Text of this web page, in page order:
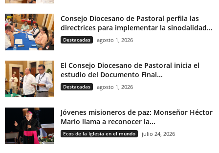
Consejo Diocesano de Pastoral perfila las
directrices para implementar la sinodalidad...
Destacadas agosto 1, 2026
El Consejo Diocesano de Pastoral inicia el
estudio del Documento Final...
Destacadas agosto 1, 2026
Jóvenes misioneros de paz: Monseñor Héctor
Mario llama a reconocer la...
Ecos de la Iglesia en el mundo julio 24, 2026